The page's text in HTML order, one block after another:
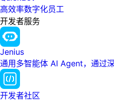
高效率数字化员工
开发者服务
Jenius
通用多智能体 AI Agent，通过
开发者社区